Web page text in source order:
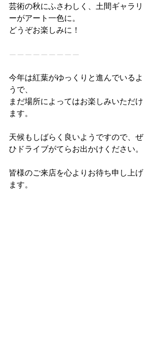
芸術の秋にふさわしく、土間ギャラリ
ーがアート一色に。
どうぞお楽しみに！
—————————
今年は紅葉がゆっくりと進んでいるよ
うで、
まだ場所によってはお楽しみいただけ
ます。
天候もしばらく良いようですので、ぜ
ひドライブがてらお出かけください。
皆様のご来店を心よりお待ち申し上げ
ます。